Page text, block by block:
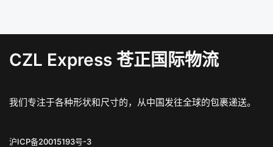
CZL Express 苍正国际物流
我们专注于各种形状和尺寸的，从中国发往全球的包裹递送。
沪ICP备20015193号-3